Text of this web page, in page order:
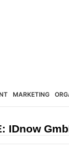
MARKETING
IDnow